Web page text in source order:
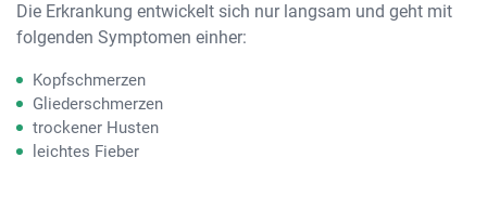
Die Erkrankung entwickelt sich nur langsam und geht mit
folgenden Symptomen einher:
Kopfschmerzen
Gliederschmerzen
trockener Husten
leichtes Fieber